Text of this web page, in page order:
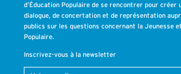
d’Éducation Populaire de se rencontrer pour créer
dialogue, de concertation et de représentation
publics sur les questions concernant la Jeunesse
Populaire.
Inscrivez-vous à la newsletter